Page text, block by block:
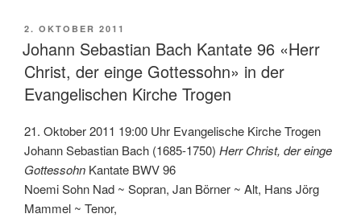
VERÖFFENTLICHT
AM
2. OKTOBER 2011
Johann Sebastian Bach Kantate 96 «Herr
Christ, der einge Gottessohn» in der
Evangelischen Kirche Trogen
21. Oktober 2011 19:00 Uhr Evangelische Kirche Trogen
Johann Sebastian Bach (1685-1750) Herr Christ, der einge
Gottessohn Kantate BWV 96
Noemi Sohn Nad ~ Sopran, Jan Börner ~ Alt, Hans Jörg
Mammel ~ Tenor,